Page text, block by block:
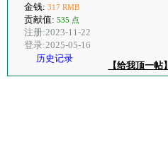
金钱: 317 RMB
贡献值: 535 点
注册:2023-11-22
登录:2025-05-16
历史记录
【给我顶一帖】